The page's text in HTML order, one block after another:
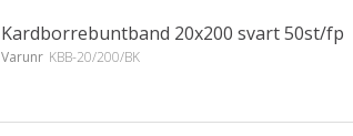
Kardborrebuntband 20x200 svart 50st/fp
Varunr KBB-20/200/BK